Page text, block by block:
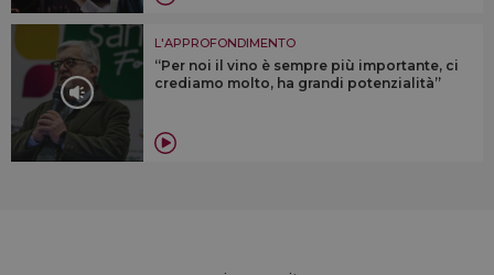
L'APPROFONDIMENTO
“Per noi il vino è sempre più importante, ci
crediamo molto, ha grandi potenzialità”